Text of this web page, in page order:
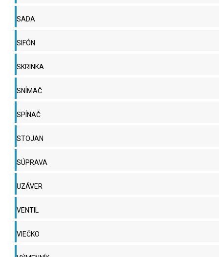
SADA
SIFÓN
SKRINKA
SNÍMAČ
SPÍNAČ
STOJAN
SÚPRAVA
UZÁVER
VENTIL
VIEČKO